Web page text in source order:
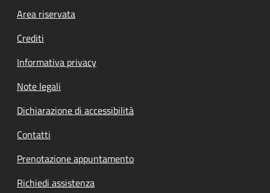
Footer menu
Area riservata
Crediti
Informativa privacy
Note legali
Dichiarazione di accessibilità
Contatti
Prenotazione appuntamento
Richiedi assistenza